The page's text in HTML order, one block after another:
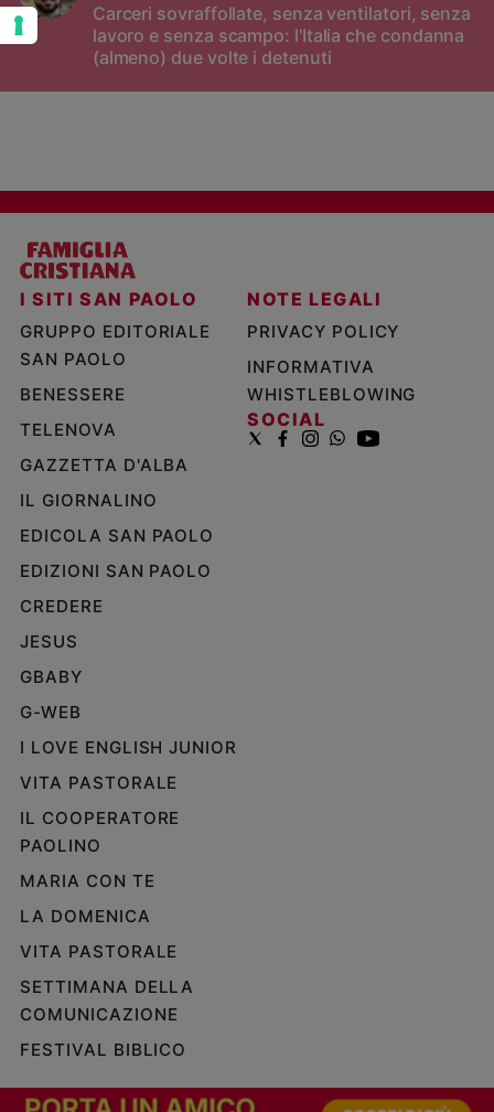
Carceri sovraffollate, senza ventilatori, senza
lavoro e senza scampo: l'Italia che condanna
(almeno) due volte i detenuti
I SITI SAN PAOLO
GRUPPO EDITORIALE
SAN PAOLO
BENESSERE
TELENOVA
GAZZETTA D'ALBA
IL GIORNALINO
EDICOLA SAN PAOLO
EDIZIONI SAN PAOLO
CREDERE
JESUS
GBABY
G-WEB
I LOVE ENGLISH JUNIOR
VITA PASTORALE
IL COOPERATORE
PAOLINO
MARIA CON TE
LA DOMENICA
VITA PASTORALE
SETTIMANA DELLA
COMUNICAZIONE
FESTIVAL BIBLICO
NOTE LEGALI
PRIVACY POLICY
INFORMATIVA
WHISTLEBLOWING
SOCIAL